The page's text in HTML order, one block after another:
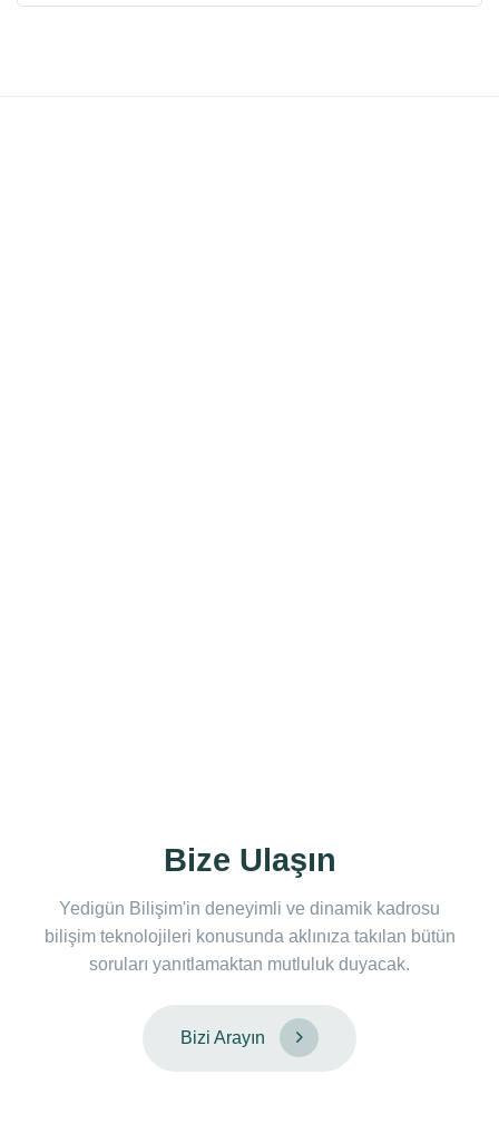
Bize Ulaşın
Yedigün Bilişim'in deneyimli ve dinamik kadrosu
bilişim teknolojileri konusunda aklınıza takılan bütün
soruları yanıtlamaktan mutluluk duyacak.
Bizi Arayın